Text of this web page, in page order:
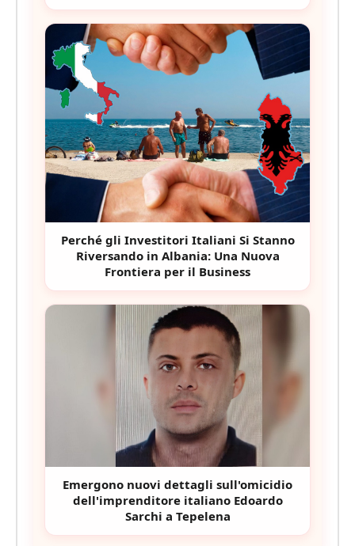
Perché gli Investitori Italiani Si Stanno
Riversando in Albania: Una Nuova
Frontiera per il Business
Emergono nuovi dettagli sull'omicidio
dell'imprenditore italiano Edoardo
Sarchi a Tepelena